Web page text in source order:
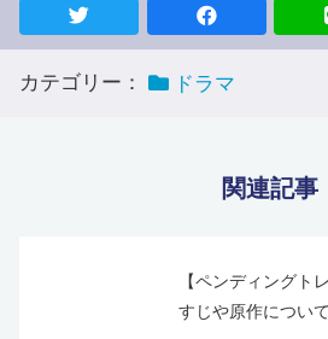
カテゴリー： ドラマ
関連記事
【ペンディングト
すじや原作につい